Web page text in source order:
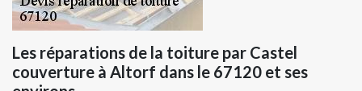
Les réparations de la toiture par Castel
couverture à Altorf dans le 67120 et ses